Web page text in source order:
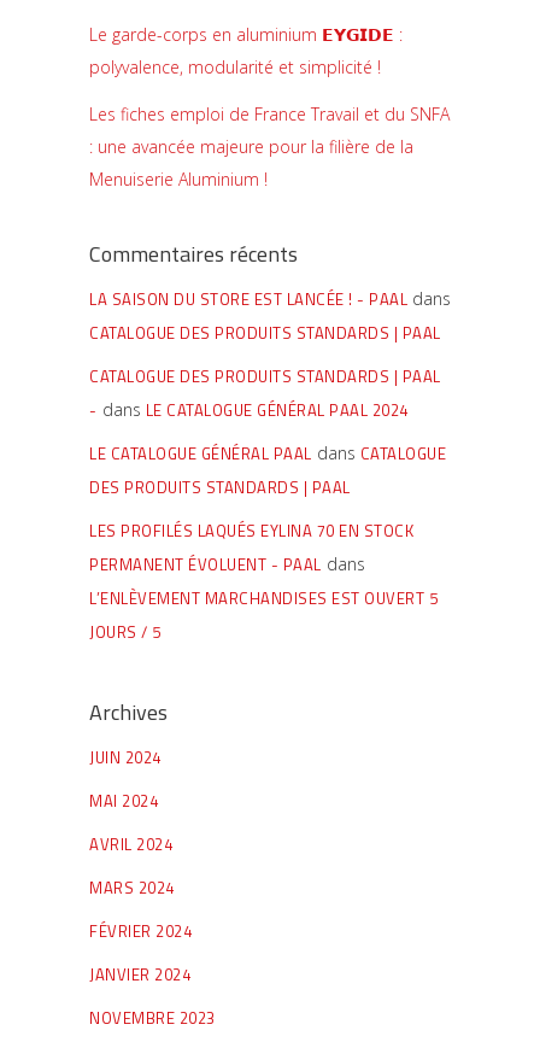
Le garde-corps en aluminium 𝗘𝗬𝗚𝗜𝗗𝗘 :
polyvalence, modularité et simplicité !
Les fiches emploi de France Travail et du SNFA
: une avancée majeure pour la filière de la
Menuiserie Aluminium !
Commentaires récents
LA SAISON DU STORE EST LANCÉE ! - PAAL dans
CATALOGUE DES PRODUITS STANDARDS | PAAL
CATALOGUE DES PRODUITS STANDARDS | PAAL
- dans LE CATALOGUE GÉNÉRAL PAAL 2024
LE CATALOGUE GÉNÉRAL PAAL dans CATALOGUE
DES PRODUITS STANDARDS | PAAL
LES PROFILÉS LAQUÉS EYLINA 70 EN STOCK
PERMANENT ÉVOLUENT - PAAL dans
L’ENLÈVEMENT MARCHANDISES EST OUVERT 5
JOURS / 5
Archives
JUIN 2024
MAI 2024
AVRIL 2024
MARS 2024
FÉVRIER 2024
JANVIER 2024
NOVEMBRE 2023